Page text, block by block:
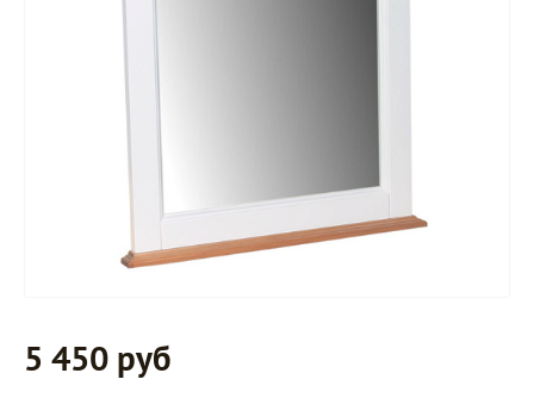
5 450 руб